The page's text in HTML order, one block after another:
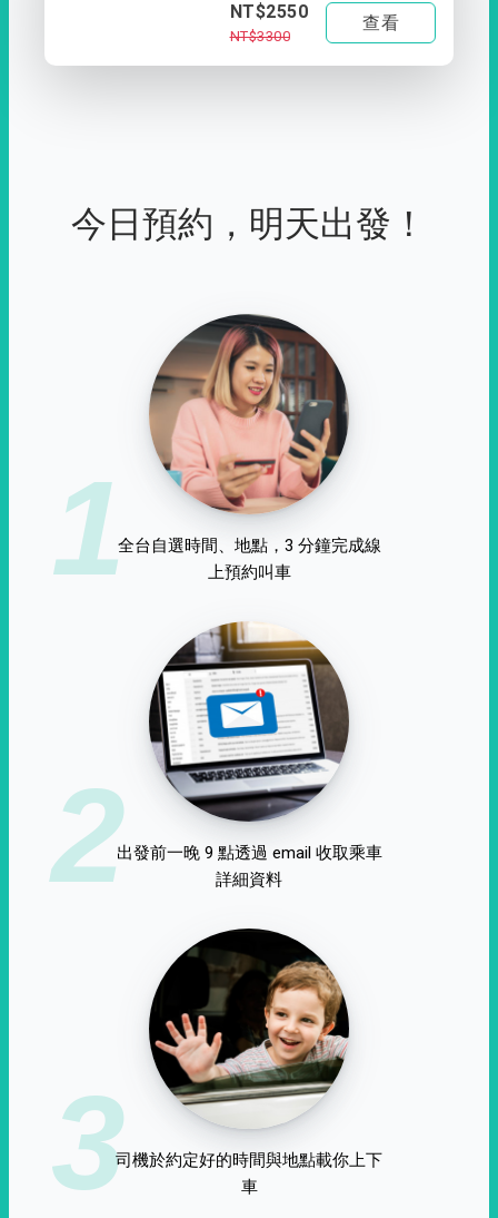
NT$2550
NT$3300
查看
今日預約，明天出發！
1全台自選時間、地點，3 分鐘完成線
上預約叫車
2出發前一晚 9 點透過 email 收取乘車
詳細資料
3司機於約定好的時間與地點載你上下
車